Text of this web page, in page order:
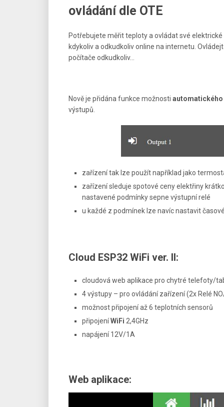
ovládání dle OTE
Potřebujete měřit teploty a ovládat své
kdykoliv a odkudkoliv online na internetu.
počítače odkudkoliv…
Nově je přidána funkce možnosti
výstupů.
zařízení tak lze použít například jako
zařízení sleduje spotové ceny elektřiny
nastavené podmínky sepne výstupní relé
u každé z podmínek lze navíc nastavit
Cloud ESP32 WiFi ver. II:
cloudová web aplikace pro chytré telefoty/
4 výstupy – pro ovládání zařízení (2x Relé
možnost připojení až 6 teplotních sensorů
připojeníWiFi 2,4GHz
napájení 12V/1A
Web aplikace: